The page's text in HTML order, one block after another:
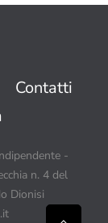
Contatti
-
n. 4 del
Dionisi